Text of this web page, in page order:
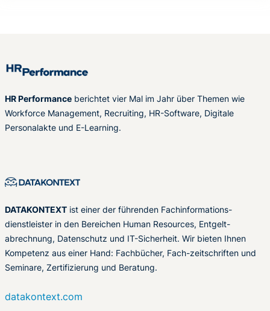
HR Performance berichtet vier Mal im Jahr über Themen wie
Workforce Management, Recruiting, HR-Software, Digitale
Personalakte und E-Learning.
DATAKONTEXT ist einer der führenden Fachinformations-
dienstleister in den Bereichen Human Resources, Entgelt-
abrechnung, Datenschutz und IT-Sicherheit. Wir bieten Ihnen
Kompetenz aus einer Hand: Fachbücher, Fach-zeitschriften und
Seminare, Zertifizierung und Beratung.
datakontext.com